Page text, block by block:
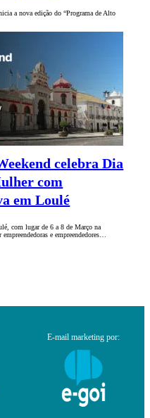
a nova edição do “Programa de Alto
celebra Dia
com
em Loulé
com lugar de 6 a 8 de Março na
e empreendedores…
E-mail marketing por: